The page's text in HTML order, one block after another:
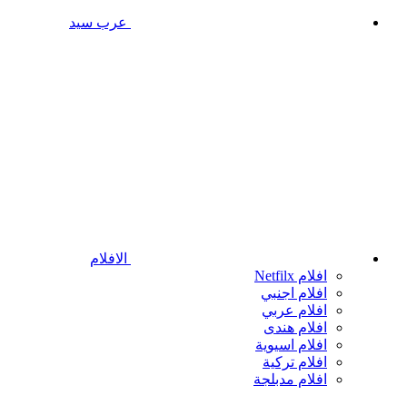
عرب سيد
الافلام
افلام Netfilx
افلام اجنبي
افلام عربي
افلام هندى
افلام اسيوية
افلام تركية
افلام مدبلجة